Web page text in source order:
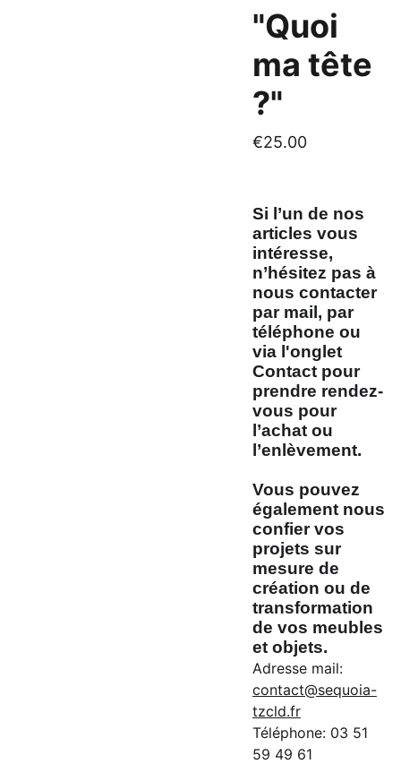
"Quoi
ma tête
?"
€25.00
Si l’un de nos
articles vous
intéresse,
n’hésitez pas à
nous contacter
par mail, par
téléphone ou
via l'onglet
Contact pour
prendre rendez-
vous pour
l’achat ou
l’enlèvement.
Vous pouvez
également nous
confier vos
projets sur
mesure de
création ou de
transformation
de vos meubles
et objets.
Adresse mail:
contact@sequoia-
tzcld.fr
Téléphone: 03 51
59 49 61